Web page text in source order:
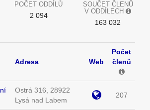
POČET ODDÍLŮ
2 094
SOUČET ČLENŮ
V ODDÍLECH
163 032
Adresa Web
Počet
členů
Ostrá 316, 28922
Lysá nad Labem
207